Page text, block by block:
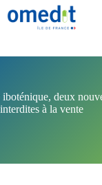
deux
interdites à la vente